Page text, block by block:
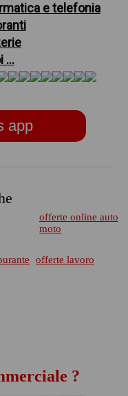
e telefonia
...
app
offerte online auto
moto
offerte lavoro
?